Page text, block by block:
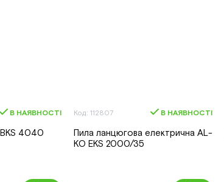
В НАЯВНОСТІ
4040
Код: 112807 В НАЯВНОСТІ
Пила ланцюгова електрична AL-
KO EKS 2000/35